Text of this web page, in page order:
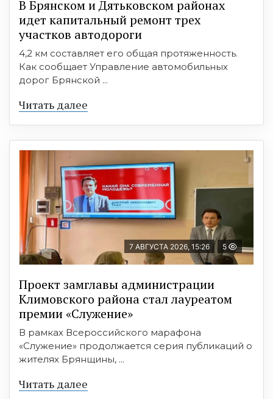
В Брянском и Дятьковском районах
идет капитальный ремонт трех
участков автодороги
4,2 км составляет его общая протяженность.
Как сообщает Управление автомобильных
дорог Брянской ...
Читать далее
7 АВГУСТА 2026, 15:26 5
Проект замглавы администрации
Климовского района стал лауреатом
премии «Служение»
В рамках Всероссийского марафона
«Служение» продолжается серия публикаций о
жителях Брянщины, ...
Читать далее